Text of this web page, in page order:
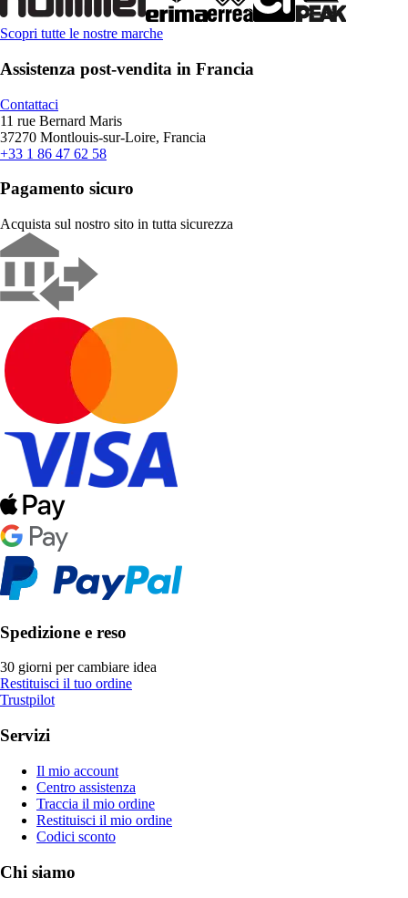
Scopri tutte le nostre marche
Assistenza post-vendita in Francia
Contattaci
11 rue Bernard Maris
37270 Montlouis-sur-Loire, Francia
+33 1 86 47 62 58
Pagamento sicuro
Acquista sul nostro sito in tutta sicurezza
Spedizione e reso
30 giorni per cambiare idea
Restituisci il tuo ordine
Trustpilot
Servizi
Il mio account
Centro assistenza
Traccia il mio ordine
Restituisci il mio ordine
Codici sconto
Chi siamo